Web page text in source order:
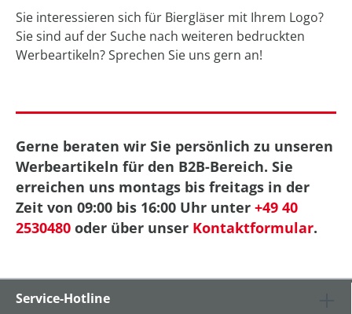
Sie interessieren sich für Biergläser mit Ihrem Logo?
Sie sind auf der Suche nach weiteren bedruckten
Werbeartikeln? Sprechen Sie uns gern an!
Gerne beraten wir Sie persönlich zu unseren
Werbeartikeln für den B2B-Bereich. Sie
erreichen uns montags bis freitags in der
Zeit von 09:00 bis 16:00 Uhr unter +49 40
2530480 oder über unser Kontaktformular.
Service-Hotline